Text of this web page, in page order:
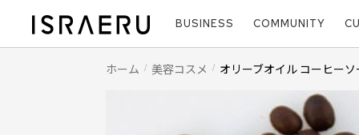
BUSINESS COMMUNITY
ホーム 美容コスメ オリーブオイル コーヒーソ